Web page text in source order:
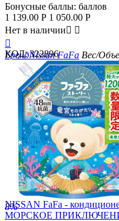
Бонусные баллы: баллов
1 139.00 Р 1 050.00 Р
Нет в наличии 

БрендNissan FaFa Вес/
измерениямл
КОД: 322896
8%
NISSAN FaFa -
МОРСКОЕ ПРИКЛЮЧЕНИЕ